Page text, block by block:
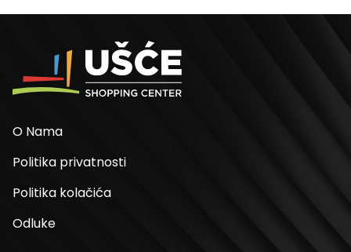
O Nama
Politika privatnosti
Politika kolačića
Odluke